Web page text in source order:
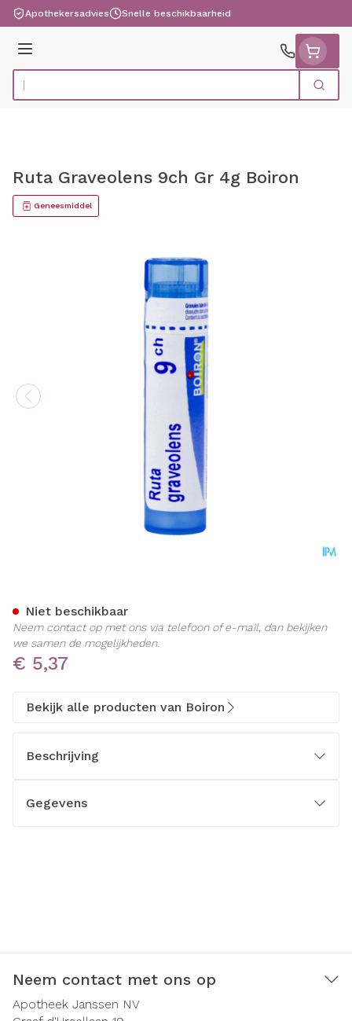
Ga naar de inhoud
Apothekersadvies Snelle beschikbaarheid
Menu
Product, merk, categorie... Zoek
Ruta Graveolens 9ch Gr 4g Boiron
Geneesmiddel
€ 5,37
Niet beschikbaar
Neem contact op met ons via telefoon of e-mail, dan bekijken
we samen de mogelijkheden.
Bekijk alle producten van Boiron
Beschrijving
Gegevens
Neem contact met ons op
Apotheek Janssen NV